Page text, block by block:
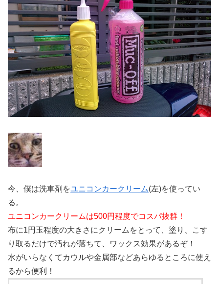
今、僕は洗車剤をユニコンカークリーム(左)を使ってい
る。
ユニコンカークリームは500円程度でコスパ抜群！
布に1円玉程度の大きさにクリームをとって、塗り、こす
り取るだけで汚れが落ちて、ワックス効果があるぞ！
水がいらなくてカウルや金属部などあらゆるところに使え
るから便利！